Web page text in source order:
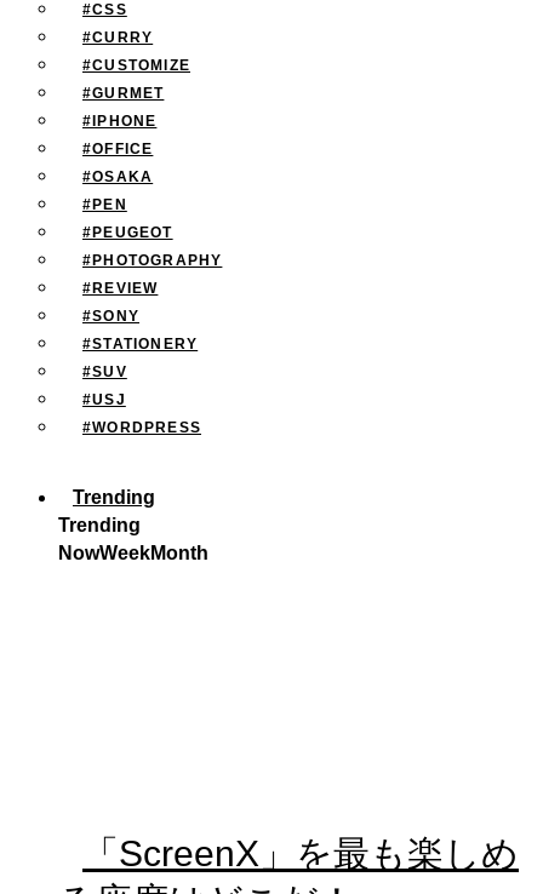
#CSS
#CURRY
#CUSTOMIZE
#GURMET
#IPHONE
#OFFICE
#OSAKA
#PEN
#PEUGEOT
#PHOTOGRAPHY
#REVIEW
#SONY
#STATIONERY
#SUV
#USJ
#WORDPRESS
Trending
Trending
NowWeekMonth
「ScreenX」を最も楽しめ